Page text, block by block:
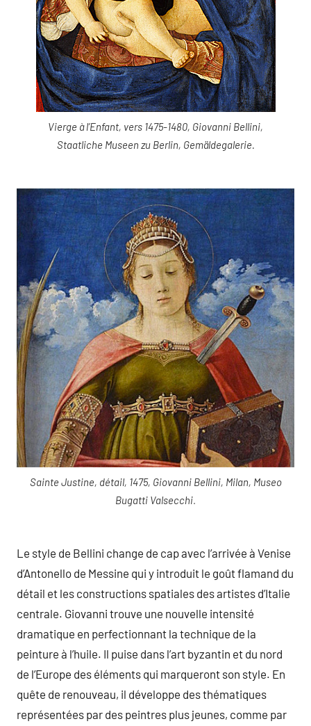
Vierge à l’Enfant, vers 1475-1480, Giovanni Bellini,
Staatliche Museen zu Berlin, Gemäldegalerie.
Sainte Justine, détail, 1475, Giovanni Bellini, Milan, Museo
Bugatti Valsecchi.
Le style de Bellini change de cap avec l’arrivée à Venise
d’Antonello de Messine qui y introduit le goût flamand du
détail et les constructions spatiales des artistes d’Italie
centrale. Giovanni trouve une nouvelle intensité
dramatique en perfectionnant la technique de la
peinture à l’huile. Il puise dans l’art byzantin et du nord
de l’Europe des éléments qui marqueront son style. En
quête de renouveau, il développe des thématiques
représentées par des peintres plus jeunes, comme par